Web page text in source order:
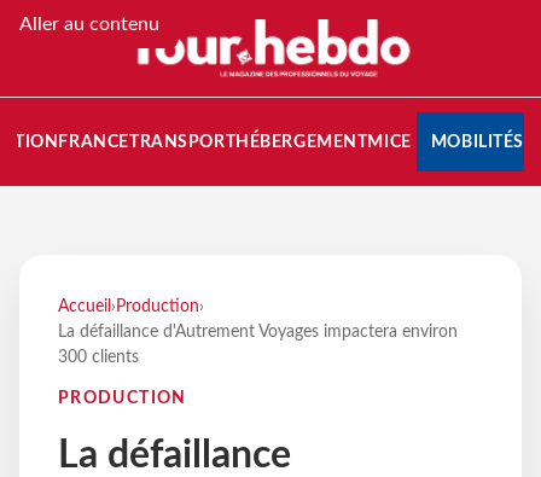
Aller au contenu
FRANCETRANSPORT HÉBERGEMENTMICE MOBILITÉS
Accueil › Production›
La défaillance d'Autrement Voyages impactera environ
300 clients
PRODUCTION
La défaillance